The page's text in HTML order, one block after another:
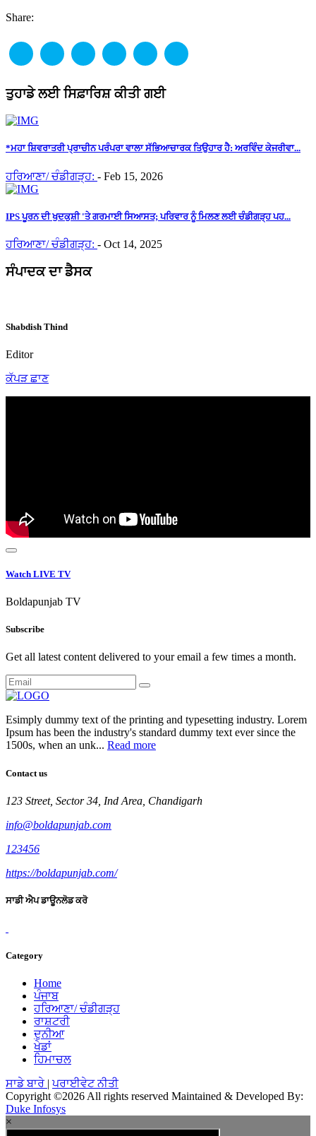
Share:
ਤੁਹਾਡੇ ਲਈ ਸਿਫ਼ਾਰਿਸ਼ ਕੀਤੀ ਗਈ
*ਮਹਾ ਸ਼ਿਵਰਾਤਰੀ ਪ੍ਰਾਚੀਨ ਪਰੰਪਰਾ ਵਾਲਾ ਸੱਭਿਆਚਾਰਕ ਤਿਉਹਾਰ ਹੈ: ਅਰਵਿੰਦ ਕੇਜਰੀਵਾ...
ਹਰਿਆਣਾ/ ਚੰਡੀਗੜ੍ਹ: - Feb 15, 2026
IPS ਪੂਰਨ ਦੀ ਖੁਦਕੁਸ਼ੀ 'ਤੇ ਗਰਮਾਈ ਸਿਆਸਤ; ਪਰਿਵਾਰ ਨੂੰ ਮਿਲਣ ਲਈ ਚੰਡੀਗੜ੍ਹ ਪਹ...
ਹਰਿਆਣਾ/ ਚੰਡੀਗੜ੍ਹ: - Oct 14, 2025
ਸੰਪਾਦਕ ਦਾ ਡੈਸਕ
Shabdish Thind
Editor
ਕੱਪੜ ਛਾਣ
Watch LIVE TV
Boldapunjab TV
Subscribe
Get all latest content delivered to your email a few times a month.
Esimply dummy text of the printing and typesetting industry. Lorem
Ipsum has been the industry's standard dummy text ever since the
1500s, when an unk... Read more
Contact us
123 Street, Sector 34, Ind Area, Chandigarh
info@boldapunjab.com
123456
https://boldapunjab.com/
ਸਾਡੀ ਐਪ ਡਾਊਨਲੋਡ ਕਰੋ
Category
Home
ਪੰਜਾਬ
ਹਰਿਆਣਾ/ ਚੰਡੀਗੜ੍ਹ
ਰਾਸ਼ਟਰੀ
ਦੁਨੀਆ
ਖੇਡਾਂ
ਹਿਮਾਚਲ
ਸਾਡੇ ਬਾਰੇ | ਪਰਾਈਵੇਟ ਨੀਤੀ
Copyright ©2026 All rights reserved Maintained & Developed By:
Duke Infosys
×